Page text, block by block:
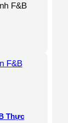
F&B
Thực